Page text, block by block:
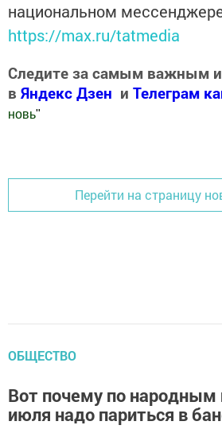
национальном
https://max.ru/tatmedia
Следите за самым важным
в Яндекс Дзен и Телеграм
новь"
Перейти на страницу
ОБЩЕСТВО
Вот почему по
июля надо париться в